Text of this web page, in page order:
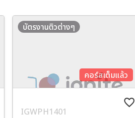
favorite_border
IGWPH1401
คอร์สเต็มแล้ว
บัตรงานติวต่างๆ